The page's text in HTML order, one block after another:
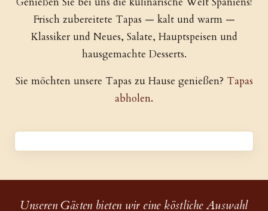
Frisch zubereitete Tapas — kalt und warm —
Klassiker und Neues, Salate, Hauptspeisen und
hausgemachte Desserts.
Sie möchten unsere Tapas zu Hause genießen? Tapas
abholen.
Unseren Gästen bieten wir eine köstliche Auswahl